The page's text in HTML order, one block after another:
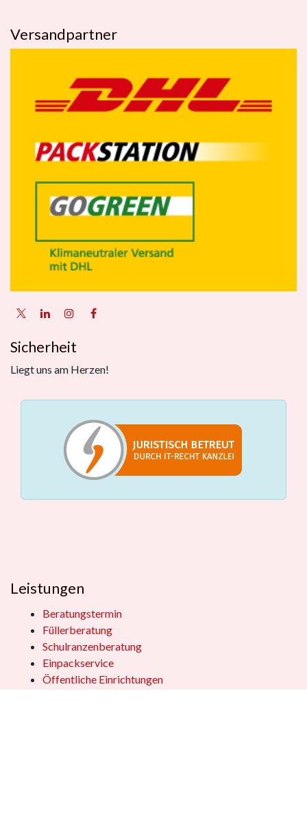
Versandpartner
Sicherheit
Liegt uns am Herzen!
Leistungen
Beratungstermin
Füllerberatung
Schulranzenberatung
Einpackservice
Öffentliche Einrichtungen